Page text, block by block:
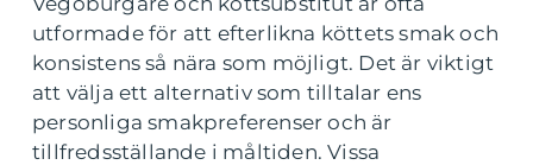
utformade för att efterlikna köttets smak och
konsistens så nära som möjligt. Det är viktigt
att välja ett alternativ som tilltalar ens
personliga smakpreferenser och är
tillfredsställande i måltiden. Vissa